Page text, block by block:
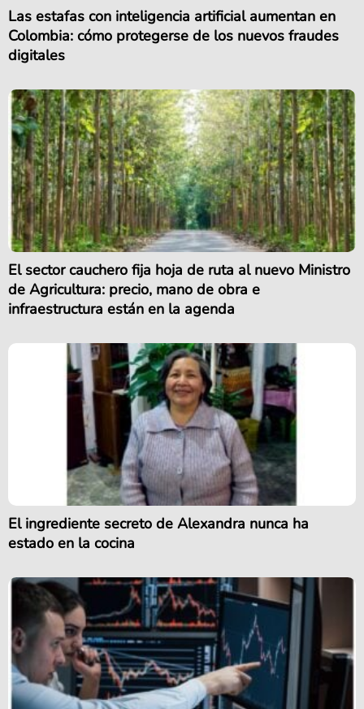
Las estafas con inteligencia artificial aumentan en
Colombia: cómo protegerse de los nuevos fraudes
digitales
El sector cauchero fija hoja de ruta al nuevo Ministro
de Agricultura: precio, mano de obra e
infraestructura están en la agenda
El ingrediente secreto de Alexandra nunca ha
estado en la cocina